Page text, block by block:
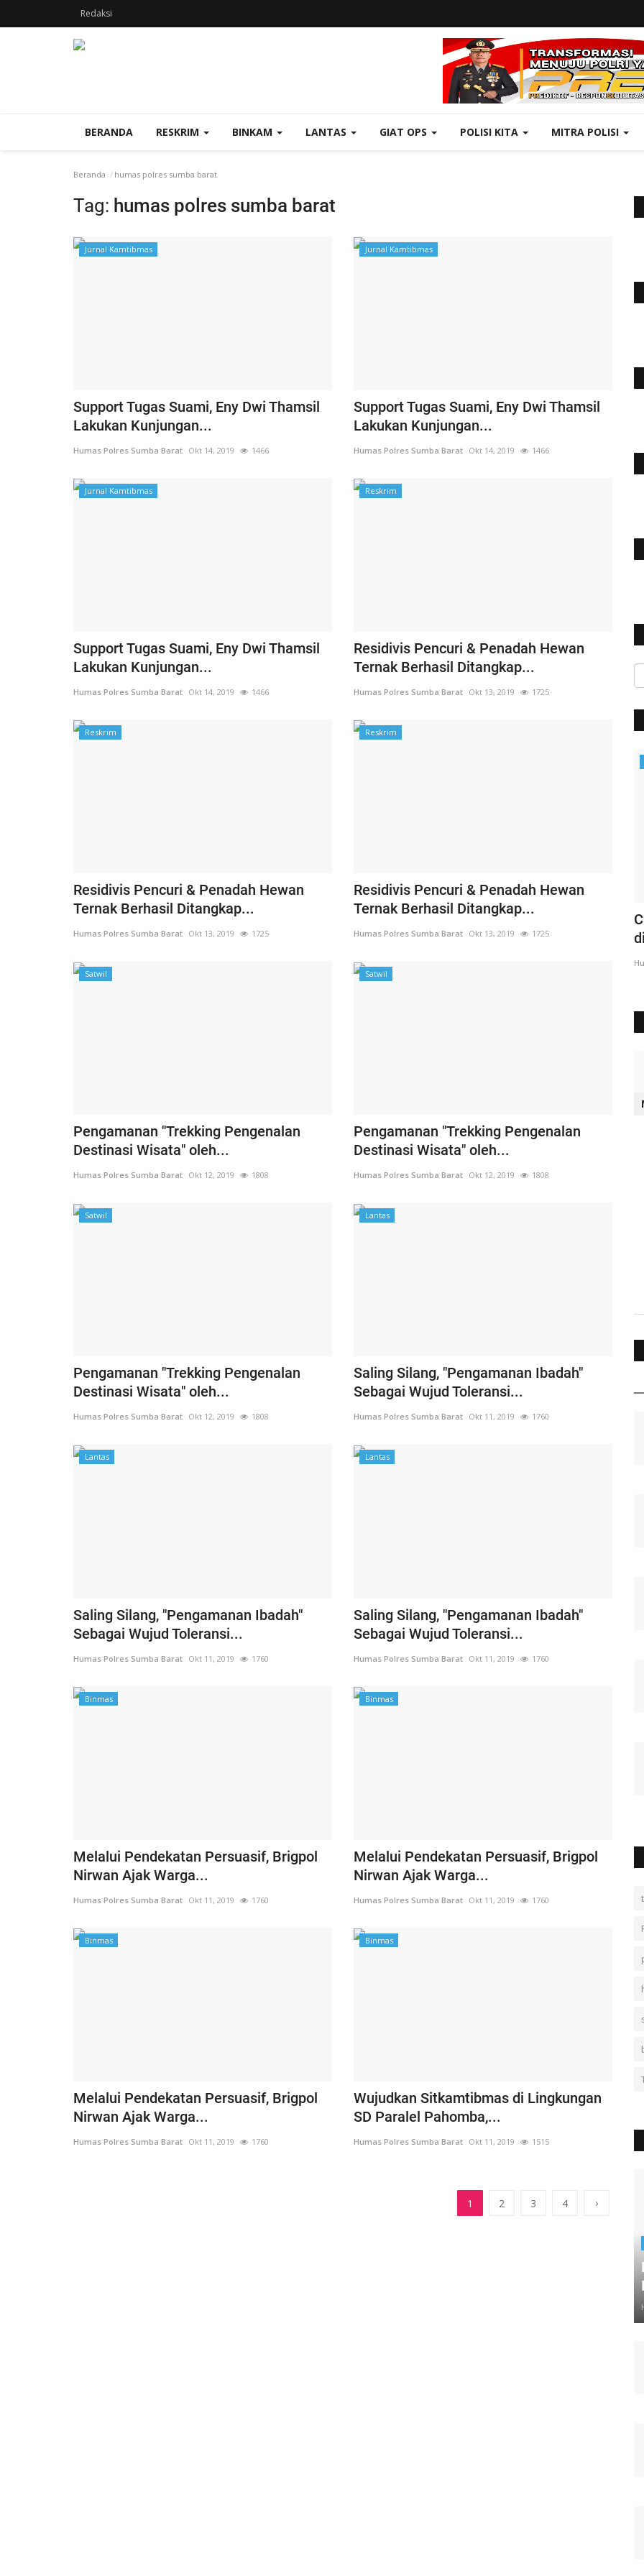
Redaksi
BERANDA RESKRIM BINKAM LANTAS GIAT OPS POLISI KITA MITRA POLISI
Beranda humas polres sumba barat
Tag: humas polres sumba barat
Jurnal Kamtibmas
Support Tugas Suami, Eny Dwi Thamsil
Lakukan Kunjungan...
Humas Polres Sumba Barat Okt 14, 2019 1466
Jurnal Kamtibmas
Support Tugas Suami, Eny Dwi Thamsil
Lakukan Kunjungan...
Humas Polres Sumba Barat Okt 14, 2019 1466
Jurnal Kamtibmas
Support Tugas Suami, Eny Dwi Thamsil
Lakukan Kunjungan...
Humas Polres Sumba Barat Okt 14, 2019 1466
Reskrim
Residivis Pencuri & Penadah Hewan
Ternak Berhasil Ditangkap...
Humas Polres Sumba Barat Okt 13, 2019 1725
Reskrim
Residivis Pencuri & Penadah Hewan
Ternak Berhasil Ditangkap...
Humas Polres Sumba Barat Okt 13, 2019 1725
Reskrim
Residivis Pencuri & Penadah Hewan
Ternak Berhasil Ditangkap...
Humas Polres Sumba Barat Okt 13, 2019 1725
Satwil
Pengamanan "Trekking Pengenalan
Destinasi Wisata" oleh...
Humas Polres Sumba Barat Okt 12, 2019 1808
Satwil
Pengamanan "Trekking Pengenalan
Destinasi Wisata" oleh...
Humas Polres Sumba Barat Okt 12, 2019 1808
Satwil
Pengamanan "Trekking Pengenalan
Destinasi Wisata" oleh...
Humas Polres Sumba Barat Okt 12, 2019 1808
Lantas
Saling Silang, "Pengamanan Ibadah"
Sebagai Wujud Toleransi...
Humas Polres Sumba Barat Okt 11, 2019 1760
Lantas
Saling Silang, "Pengamanan Ibadah"
Sebagai Wujud Toleransi...
Humas Polres Sumba Barat Okt 11, 2019 1760
Lantas
Saling Silang, "Pengamanan Ibadah"
Sebagai Wujud Toleransi...
Humas Polres Sumba Barat Okt 11, 2019 1760
Binmas
Melalui Pendekatan Persuasif, Brigpol
Nirwan Ajak Warga...
Humas Polres Sumba Barat Okt 11, 2019 1760
Binmas
Melalui Pendekatan Persuasif, Brigpol
Nirwan Ajak Warga...
Humas Polres Sumba Barat Okt 11, 2019 1760
Binmas
Melalui Pendekatan Persuasif, Brigpol
Nirwan Ajak Warga...
Humas Polres Sumba Barat Okt 11, 2019 1760
Binmas
Wujudkan Sitkamtibmas di Lingkungan
SD Paralel Pahomba,...
Humas Polres Sumba Barat Okt 11, 2019 1515
1 2 3 4 ›
Arus Mudik TOYOTA FORTUNER PEMBAWA MAUT
Rangkaian Kunker | Kapolda NTT
Kunjungi Sekaligus Gelar...